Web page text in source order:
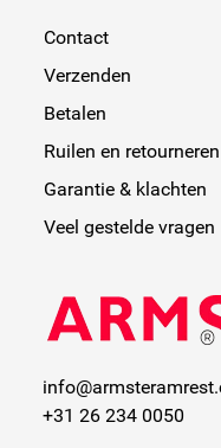
Contact
Verzenden
Betalen
Ruilen en retourneren
Garantie & klachten
Veel gestelde vragen
+31 26 234 0050